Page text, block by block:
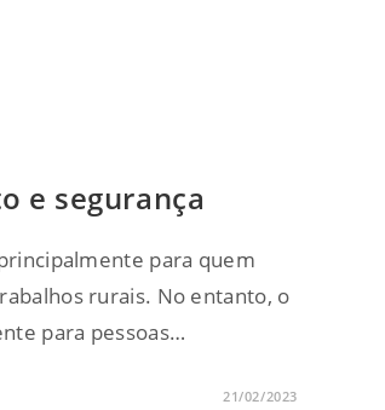
e segurança
para quem
rurais. No entanto, o
para pessoas…
21/02/2023